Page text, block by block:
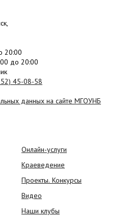
20:00
до 20:00
45-08-58
данных на сайте МГОУНБ
Онлайн-услуги
Краеведение
Проекты. Конкурсы
Видео
Наши клубы